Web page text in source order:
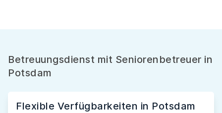
Betreuungsdienst mit Seniorenbetreuer in
Potsdam
Flexible Verfügbarkeiten in Potsdam